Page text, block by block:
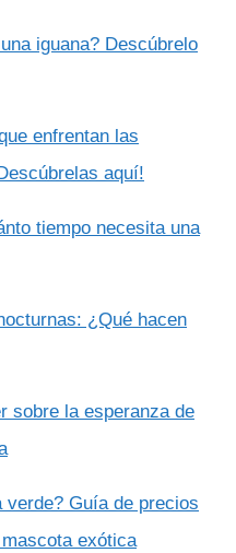
iguana? Descúbrelo
enfrentan las
aquí!
tiempo necesita una
¿Qué hacen
sobre la esperanza de
verde? Guía de precios
exótica